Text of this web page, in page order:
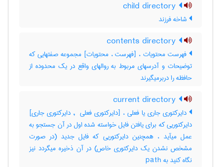
شاخه فرزند
فهرست محتویات ، [فهرست ، محتویات] مجموعه صفتهایی که
توضیحات و آدرسهای مربوط به روالهای واقع در یک محدوده از
حافظه را دربرمیگیرند
دایرکتوری جاری یا فعلی ، [دایرکتوری فعلی ‎ , دایرکتوری جاری]
دایرکتوریی که برای یافتن فایل خواسته شده اول در آن جستجو به
عمل میآید ، همچنین دایرکتوریی که فایل جدید (در صورت
مشخص نشدن یک دایرکتوری خاص) در آن ذخیره میگردد نیز
نگاه کنید به ‎ path